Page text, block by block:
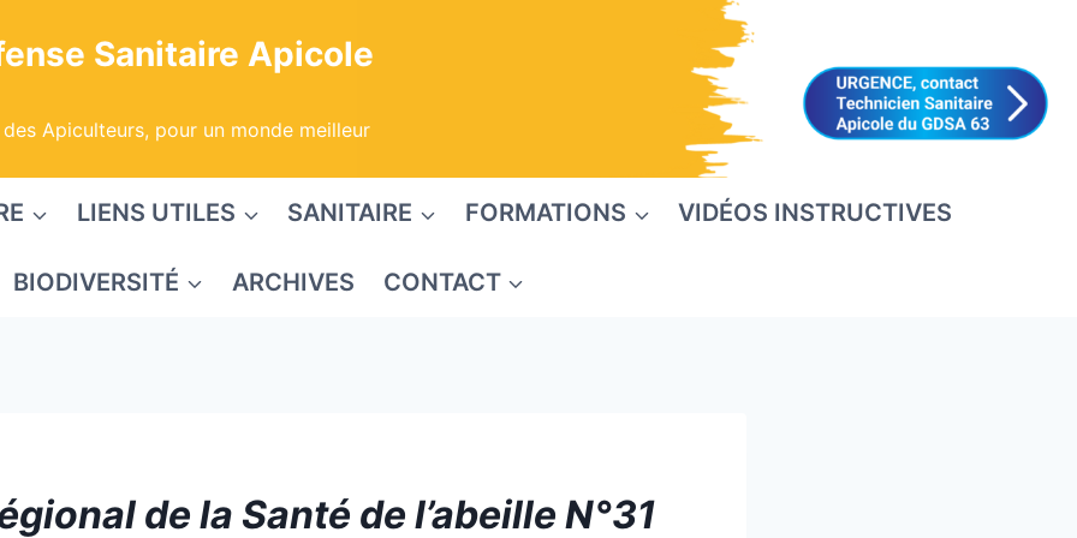
Sanitaire Apicole
Apiculteurs, pour un monde meilleur
LIENS UTILES SANITAIRE FORMATIONS VIDÉOS INSTRUCTIVES
BIODIVERSITÉ ARCHIVES CONTACT
de la Santé de l’abeille N°31